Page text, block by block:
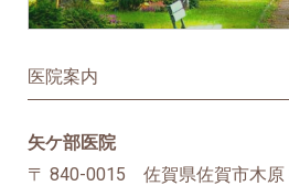
医院案内
矢ケ部医院
〒 840-0015 佐賀県佐賀市木原